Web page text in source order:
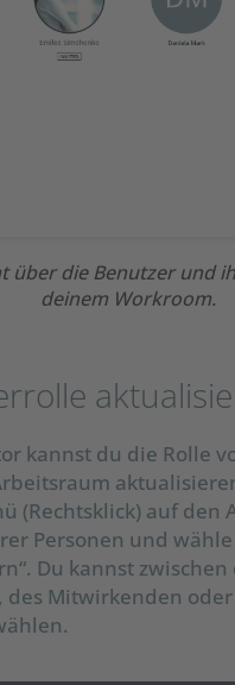
über die Benutzer und
deinem Workroom.
kannst du die Rolle
(Rechtsklick) auf den
Personen und
Du kannst
des Mitwirkenden oder